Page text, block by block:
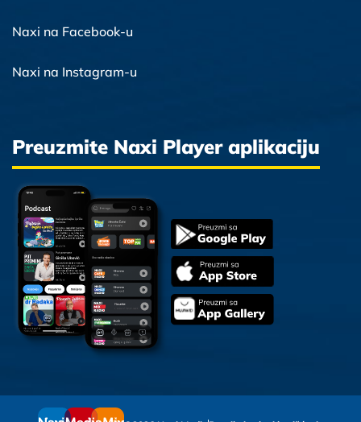
Naxi na Facebook-u
Naxi na Instagram-u
Preuzmite Naxi Player aplikaciju